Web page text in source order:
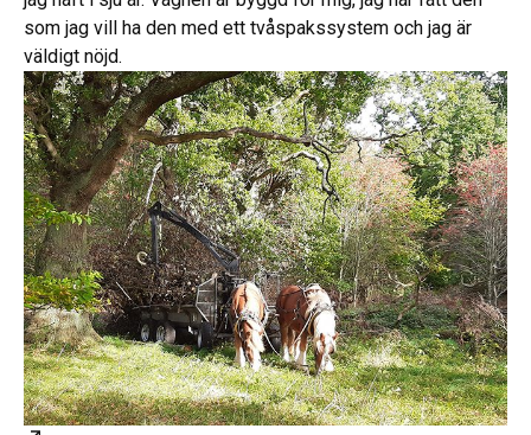
som jag vill ha den med ett tvåspakssystem och jag är
väldigt nöjd.